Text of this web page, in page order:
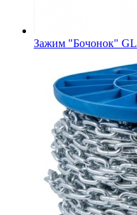
Зажим "Бочонок" GL